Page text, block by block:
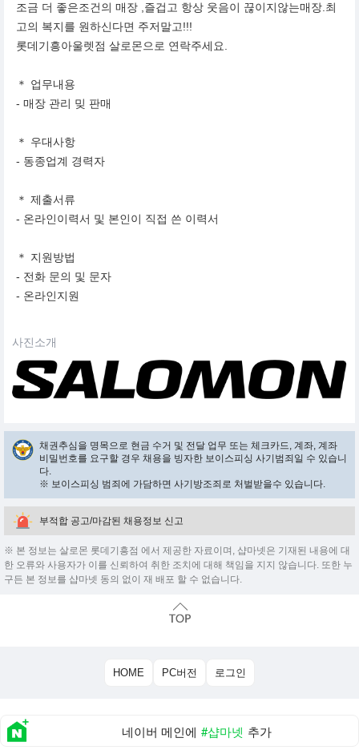
조금 더 좋은조건의 매장 ,즐겁고 항상 웃음이 끊이지않는매장.최
고의 복지를 원하신다면 주저말고!!!
롯데기흥아울렛점 살로몬으로 연락주세요.
＊ 업무내용
- 매장 관리 밎 판매
＊ 우대사항
- 동종업계 경력자
＊ 제출서류
- 온라인이력서 및 본인이 직접 쓴 이력서
＊ 지원방법
- 전화 문의 및 문자
- 온라인지원
사진소개
채권추심을 명목으로 현금 수거 및 전달 업무 또는 체크카드, 계좌, 계좌
비밀번호를 요구할 경우 채용을 빙자한 보이스피싱 사기범죄일 수 있습니
다.
※ 보이스피싱 범죄에 가담하면 사기방조죄로 처벌받을수 있습니다.
부적합 공고/마감된 채용정보 신고
※ 본 정보는 살로몬 롯데기흥점 에서 제공한 자료이며, 샵마넷은 기재된 내용에 대
한 오류와 사용자가 이를 신뢰하여 취한 조치에 대해 책임을 지지 않습니다. 또한 누
구든 본 정보를 샵마넷 동의 없이 재 배포 할 수 없습니다.
HOME PC버전 로그인
네이버 메인에 #샵마넷 추가